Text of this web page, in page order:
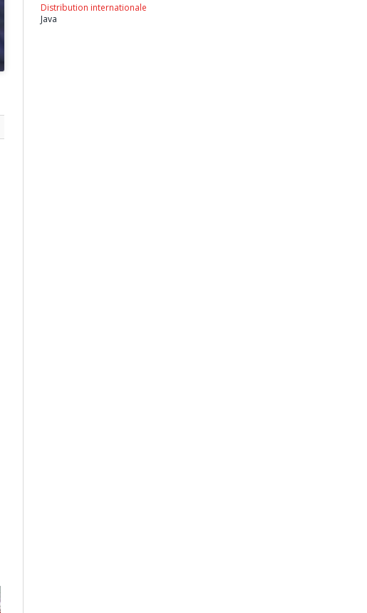
Distribution internationale
Java